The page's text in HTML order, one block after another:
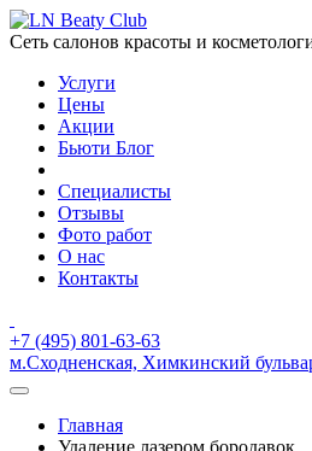
Сеть салонов красоты и
Услуги
Цены
Акции
Бьюти Блог
Специалисты
Отзывы
Фото работ
О нас
Контакты
+7 (495) 801-63-63
м.Сходненская, Химкинский
Главная
Удаление лазером бородавок